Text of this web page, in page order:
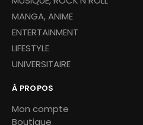
MANGA, ANIME
ENTERTAINMENT
LIFESTYLE
UNIVERSITAIRE
À PROPOS
Mon compte
Boutique